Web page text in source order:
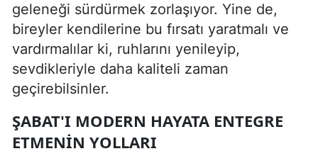
geleneği sürdürmek zorlaşıyor. Yine de,
bireyler kendilerine bu fırsatı yaratmalı ve
vardırmalılar ki, ruhlarını yenileyip,
sevdikleriyle daha kaliteli zaman
geçirebilsinler.
ŞABAT'I MODERN HAYATA ENTEGRE
ETMENIN YOLLARI